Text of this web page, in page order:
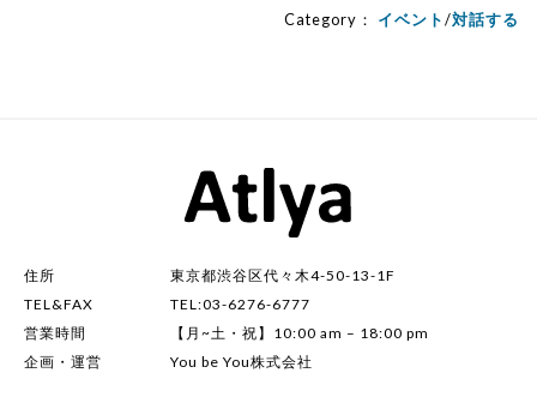
Category： イベント/対話する
住所
東京都渋谷区代々木4-50-13-1F
TEL&FAX
TEL:03-6276-6777
営業時間
【月~土・祝】10:00 am – 18:00 pm
企画・運営
You be You株式会社